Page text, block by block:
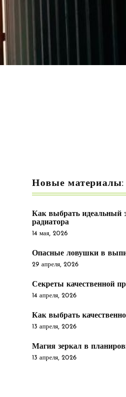
Новые материалы:
Как выбрать идеальный
радиатора
14 мая, 2026
Опасные ловушки в
29 апреля, 2026
Секреты качественной
14 апреля, 2026
Как выбрать
13 апреля, 2026
Магия зеркал в
13 апреля, 2026